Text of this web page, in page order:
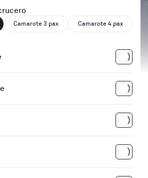
Camarote 3 pax Camarote 4 pax